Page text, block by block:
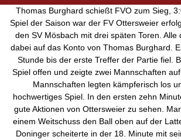
Thomas Burghard schießt FVO zum Sieg,
Spiel der Saison war der FV Ottersweier
den SV Mösbach mit drei späten Toren. Alle
dabei auf das Konto von Thomas Burghard.
Stunde bis der erste Treffer der Partie fiel.
Spiel offen und zeigte zwei Mannschaften
Mannschaften legten kämpferisch los
hochwertiges Spiel. In den ersten zehn
gute Aktionen von Ottersweier zu sehen.
einem Weitschuss den Ball oben auf der
Doninger scheiterte in der 18. Minute mit